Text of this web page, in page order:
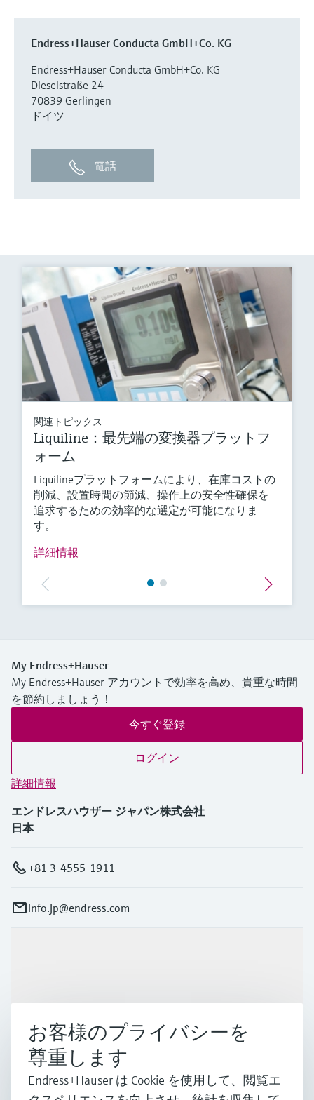
Endress+Hauser Conducta GmbH+Co. KG
Endress+Hauser Conducta GmbH+Co. KG
Dieselstraße 24
70839 Gerlingen
ドイツ
電話
関連トピックス
Liquiline：最先端の変換器プラットフ
ォーム
Liquilineプラットフォームにより、在庫コストの
削減、設置時間の節減、操作上の安全性確保を
追求するための効率的な選定が可能になりま
す。
詳細情報
My Endress+Hauser
My Endress+Hauser アカウントで効率を高め、貴重な時間
を節約しましょう！
今すぐ登録
ログイン
詳細情報
エンドレスハウザー ジャパン株式会社
日本
+81 3-4555-1911
info.jp@endress.com
インダストリー
サポート
お客様のプライバシーを
尊重します
Endress+Hauser は Cookie を使用して、閲覧エ